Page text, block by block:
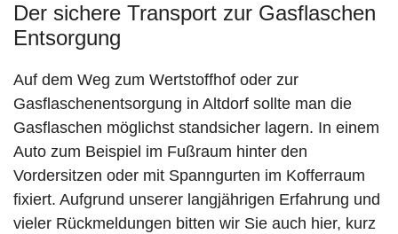
Der sichere Transport zur Gasflaschen
Entsorgung
Auf dem Weg zum Wertstoffhof oder zur
Gasflaschenentsorgung in Altdorf sollte man die
Gasflaschen möglichst standsicher lagern. In einem
Auto zum Beispiel im Fußraum hinter den
Vordersitzen oder mit Spanngurten im Kofferraum
fixiert. Aufgrund unserer langjährigen Erfahrung und
vieler Rückmeldungen bitten wir Sie auch hier, kurz